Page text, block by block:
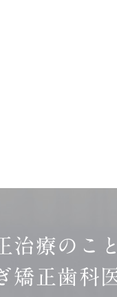
治療のこ
矯正歯科